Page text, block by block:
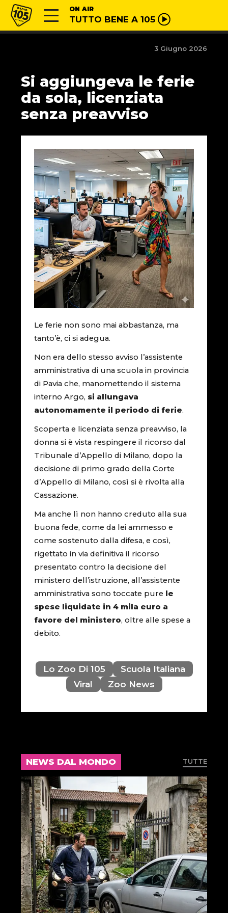
Vai al contenuto
Radio 105 ON AIR
TUTTO BENE A 105
3 Giugno 2026
Si aggiungeva le ferie
da sola, licenziata
senza preavviso
Le ferie non sono mai abbastanza, ma
tanto’è, ci si adegua.
Non era dello stesso avviso l’assistente
amministrativa di una scuola in provincia
di Pavia che, manomettendo il sistema
interno Argo, si allungava
autonomamente il periodo di ferie.
Scoperta e licenziata senza preavviso, la
donna si è vista respingere il ricorso dal
Tribunale d’Appello di Milano, dopo la
decisione di primo grado della Corte
d’Appello di Milano, così si è rivolta alla
Cassazione.
Ma anche lì non hanno creduto alla sua
buona fede, come da lei ammesso e
come sostenuto dalla difesa, e così,
rigettato in via definitiva il ricorso
presentato contro la decisione del
ministero dell’istruzione, all’assistente
amministrativa sono toccate pure le
spese liquidate in 4 mila euro a
favore del ministero, oltre alle spese a
debito.
Lo Zoo Di 105
Scuola Italiana
Viral
Zoo News
NEWS DAL MONDO TUTTE